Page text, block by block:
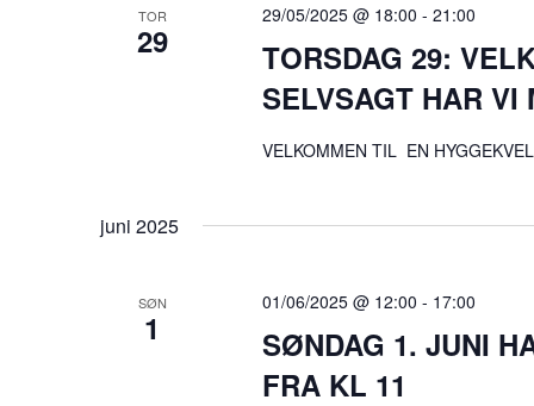
TOR
29
29/05/2025 @ 18:00 - 21:00
TORSDAG 29:
SELVSAGT HAR VI
VELKOMMEN TIL EN
juni 2025
SØN
1
01/06/2025 @ 12:00 - 17:00
SØNDAG 1. JUNI
FRA KL 11